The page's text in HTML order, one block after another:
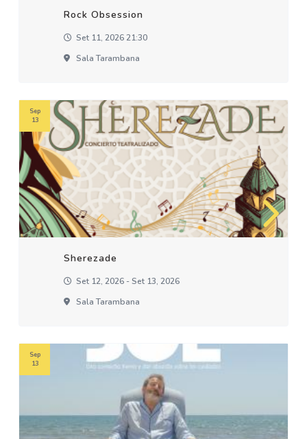
Rock Obsession
Set 11, 2026 21:30
Sala Tarambana
Sherezade
Set 12, 2026 - Set 13, 2026
Sala Tarambana
Sep
13
Sep
13